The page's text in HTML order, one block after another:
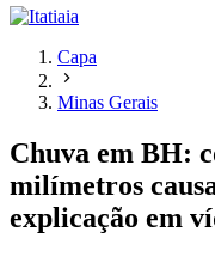
Capa
Minas Gerais
Chuva em BH:
milímetros
explicação em